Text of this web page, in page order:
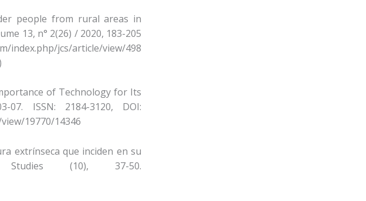
people from rural areas in
13, n° 2(26) / 2020, 183-205
index.php/jcs/article/view/498
of Technology for Its
ISSN: 2184-3120, DOI:
19770/14346
extrínseca que inciden en su
(10), 37-50.